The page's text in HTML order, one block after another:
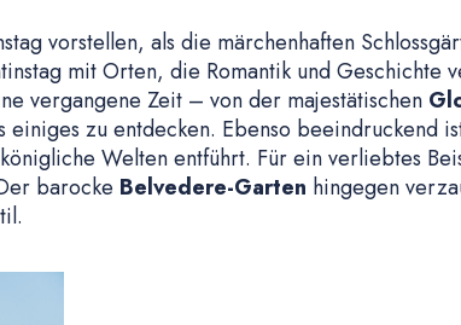
vorstellen, als die märchenhaften
mit Orten, die Romantik und Geschichte
vergangene Zeit – von der majestätischen
einiges zu entdecken. Ebenso beeindruckend
Welten entführt. Für ein verliebtes
barocke Belvedere-Garten hingegen